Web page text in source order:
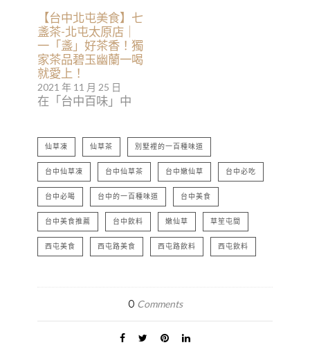
【台中北屯美食】七
盞茶-北屯太原店｜
一「盞」好茶香！獨
家茶品碧玉幽蘭一喝
就愛上！
2021 年 11 月 25 日
在「台中百味」中
仙草凍 仙草茶 別墅裡的一百種味道
台中仙草凍 台中仙草茶 台中嫩仙草 台中必吃
台中必喝 台中的一百種味道 台中美食
台中美食推薦 台中飲料 嫩仙草 草笙屯間
西屯美食 西屯路美食 西屯路飲料 西屯飲料
0 Comments